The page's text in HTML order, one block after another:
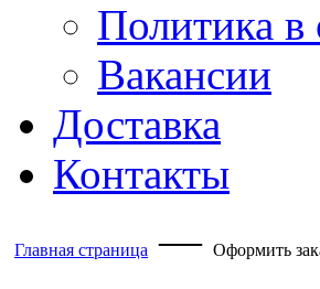
Политика в
Вакансии
Доставка
Контакты
Главная страница — Оформить